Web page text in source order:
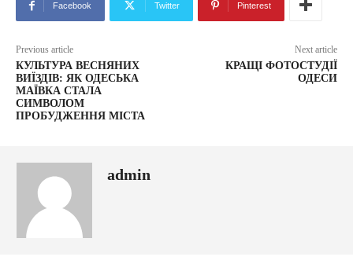
Facebook Twitter Pinterest
Previous article
КУЛЬТУРА ВЕСНЯНИХ
ВИЇЗДІВ: ЯК ОДЕСЬКА
МАЇВКА СТАЛА
СИМВОЛОМ
ПРОБУДЖЕННЯ МІСТА
Next article
КРАЩІ ФОТОСТУДІЇ
ОДЕСИ
admin